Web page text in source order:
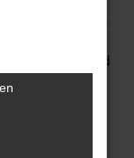
Besuchen
Experten
Auswahl und
das perfekte